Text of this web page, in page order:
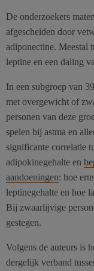
De onderzoekers
afgescheiden door
adiponectine. Meestal
leptine en een daling
In een subgroep van
met overgewicht of
personen van deze
spelen bij astma en
significante correlatie
adipokinegehalte en
aandoeningen: hoe
leptinegehalte en hoe
Bij zwaarlijvige
gestegen.
Volgens de auteurs is
dergelijk verband